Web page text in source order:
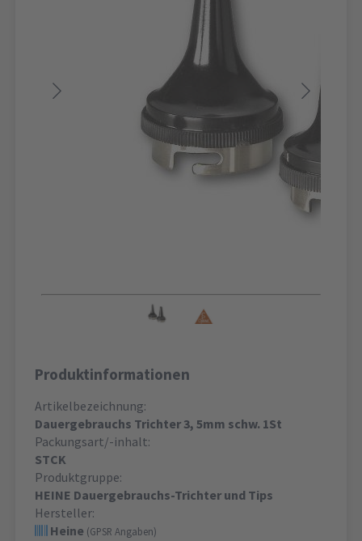
Produktinformationen
Artikelbezeichnung:
Dauergebrauchs Trichter 3, 5mm schw. 1St
Packungsart/-inhalt:
STCK
Produktgruppe:
HEINE Dauergebrauchs-Trichter und Tips
Hersteller:
Heine (GPSR Angaben)